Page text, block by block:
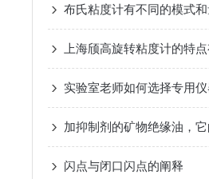
上海颀高旋转粘度计的特
实验室老师如何选择专用仪
闪点与闭口闪点的阐释